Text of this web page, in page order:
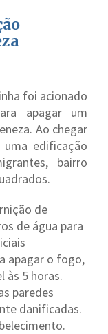
foi acionado
apagar um
Ao chegar
edificação
bairro
de
de água para
apagar o fogo,
às 5 horas.
paredes
danificadas.